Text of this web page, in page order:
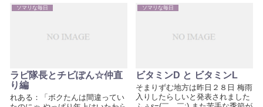
ソマリな毎日
ラピ隊長とチビぽん☆仲直
り編
れある：「ボクたんは間違ってい
ソマリな毎日
ビタミンD と ビタミンL
そまりずむ地方は昨日２８日 梅雨
入りしたらしいと発表されました